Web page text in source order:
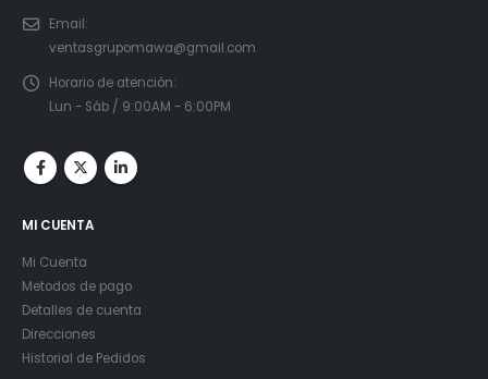
Email:
ventasgrupomawa@gmail.com
Horario de atención:
Lun - Sáb / 9:00AM - 6:00PM
MI CUENTA
Mi Cuenta
Metodos de pago
Detalles de cuenta
Direcciones
Historial de Pedidos